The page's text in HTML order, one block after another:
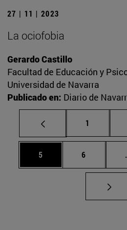
27 | 11 | 2023
La ociofobia
Gerardo Castillo
Facultad de Educación y
Universidad de Navarra
Publicado en: Diario de
Página
1
Página
5 Página
6